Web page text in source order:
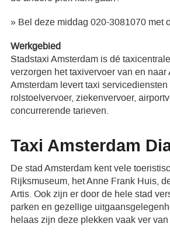
» Bel deze middag 020-3081070 met
Werkgebied
Stadstaxi Amsterdam is dé
verzorgen het taxivervoer van en
Amsterdam levert taxi
rolstoelvervoer, ziekenvervoer,
concurrerende tarieven.
Taxi Amsterdam
De stad Amsterdam kent vele
Rijksmuseum, het Anne Frank Huis,
Artis. Ook zijn er door de hele stad
parken en gezellige
helaas zijn deze plekken vaak ver